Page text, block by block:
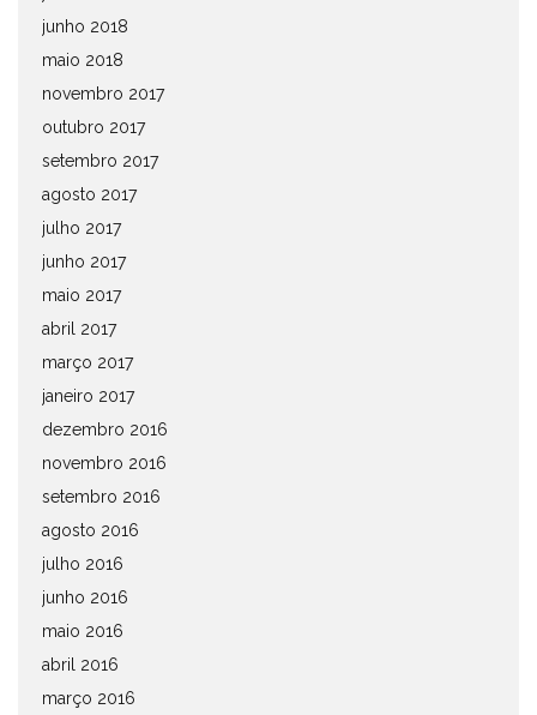
junho 2018
maio 2018
novembro 2017
outubro 2017
setembro 2017
agosto 2017
julho 2017
junho 2017
maio 2017
abril 2017
março 2017
janeiro 2017
dezembro 2016
novembro 2016
setembro 2016
agosto 2016
julho 2016
junho 2016
maio 2016
abril 2016
março 2016